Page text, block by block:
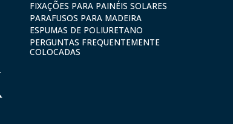
FIXAÇÕES PARA PAINÉIS SOLARES
PARAFUSOS PARA MADEIRA
ESPUMAS DE POLIURETANO
PERGUNTAS FREQUENTEMENTE
COLOCADAS